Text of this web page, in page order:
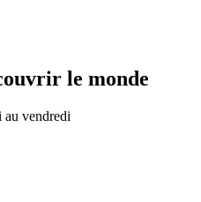
le monde
au vendredi